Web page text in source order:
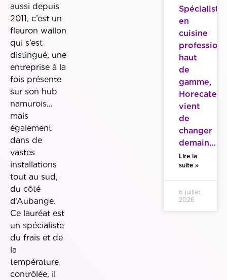
aussi depuis
2011, c’est un
fleuron wallon
qui s’est
distingué, une
entreprise à la
fois présente
sur son hub
namurois…
mais
également
dans de
vastes
installations
tout au sud,
du côté
d’Aubange.
Ce lauréat est
un spécialiste
du frais et de
la
température
contrôlée, il
Spécialiste
en
cuisine
haut
de
gamme,
Horecatech
vient
de
changer
demain…
Lire la
suite »
6 juillet
2026